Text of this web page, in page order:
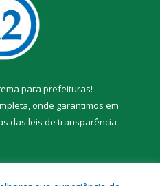
para prefeituras!
onde garantimos em
das leis de transparência